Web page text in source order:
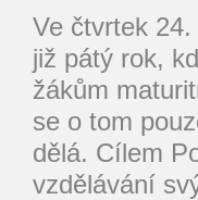
Ve čtvrtek
již pátý rok,
žákům
se o tom
dělá. Cílem
vzdělávání